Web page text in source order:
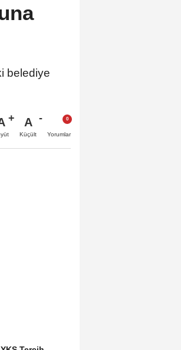
belediye
A
Küçült Yorumlar